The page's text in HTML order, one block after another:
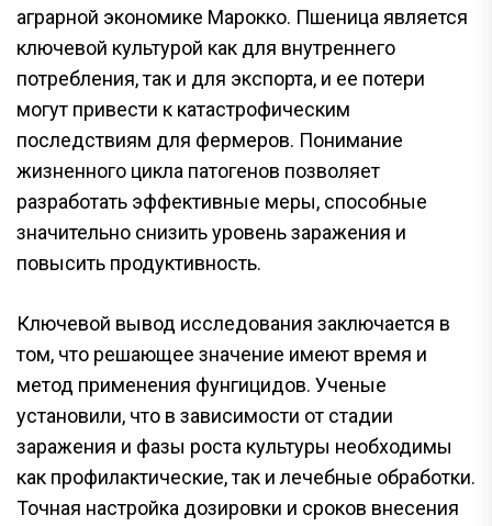
аграрной экономике Марокко. Пшеница является
ключевой культурой как для внутреннего
потребления, так и для экспорта, и ее потери
могут привести к катастрофическим
последствиям для фермеров. Понимание
жизненного цикла патогенов позволяет
разработать эффективные меры, способные
значительно снизить уровень заражения и
повысить продуктивность.
Ключевой вывод исследования заключается в
том, что решающее значение имеют время и
метод применения фунгицидов. Ученые
установили, что в зависимости от стадии
заражения и фазы роста культуры необходимы
как профилактические, так и лечебные обработки.
Точная настройка дозировки и сроков внесения